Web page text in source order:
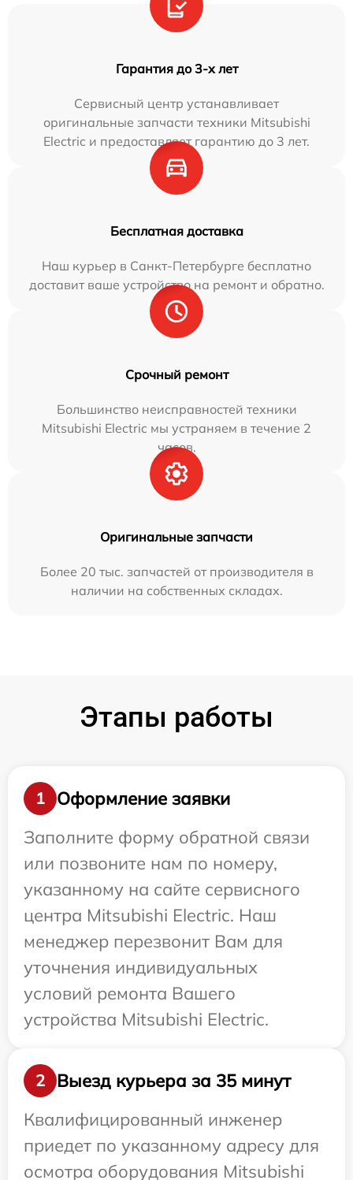
Гарантия до 3-х лет
Сервисный центр устанавливает
оригинальные запчасти техники Mitsubishi
Electric и предоставляет гарантию до 3 лет.
Бесплатная доставка
Наш курьер в Санкт-Петербурге бесплатно
доставит ваше устройство на ремонт и обратно.
Срочный ремонт
Большинство неисправностей техники
Mitsubishi Electric мы устраняем в течение 2
часов.
Оригинальные запчасти
Более 20 тыс. запчастей от производителя в
наличии на собственных складах.
Этапы работы
1
Оформление заявки
Заполните форму обратной связи
или позвоните нам по номеру,
указанному на сайте сервисного
центра Mitsubishi Electric. Наш
менеджер перезвонит Вам для
уточнения индивидуальных
условий ремонта Вашего
устройства Mitsubishi Electric.
2
Выезд курьера за 35 минут
Квалифицированный инженер
приедет по указанному адресу для
осмотра оборудования Mitsubishi